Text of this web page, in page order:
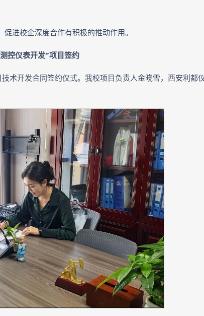
进校企深度合作有积极的推动作用。
控仪表开发”项目签约
术开发合同签约仪式。我校项目负责人金晓雪，西安利都